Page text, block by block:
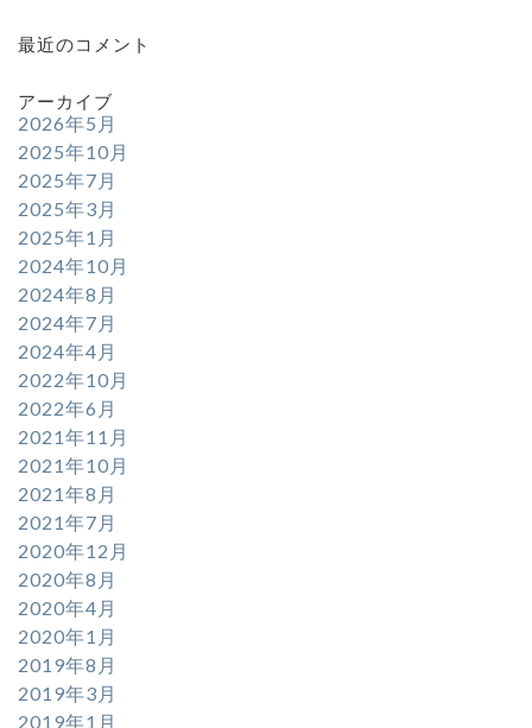
最近のコメント
アーカイブ
2026年5月
2025年10月
2025年7月
2025年3月
2025年1月
2024年10月
2024年8月
2024年7月
2024年4月
2022年10月
2022年6月
2021年11月
2021年10月
2021年8月
2021年7月
2020年12月
2020年8月
2020年4月
2020年1月
2019年8月
2019年3月
2019年1月